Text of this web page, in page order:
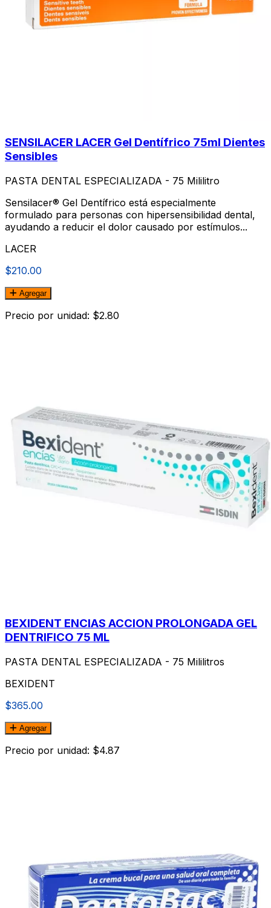
SENSILACER LACER Gel Dentífrico 75ml Dientes
Sensibles
PASTA DENTAL ESPECIALIZADA - 75 Mililitro
Sensilacer® Gel Dentífrico está especialmente
formulado para personas con hipersensibilidad dental,
ayudando a reducir el dolor causado por estímulos...
LACER
$210.00
Agregar
Precio por unidad: $2.80
BEXIDENT ENCIAS ACCION PROLONGADA GEL
DENTRIFICO 75 ML
PASTA DENTAL ESPECIALIZADA - 75 Mililitros
BEXIDENT
$365.00
Agregar
Precio por unidad: $4.87